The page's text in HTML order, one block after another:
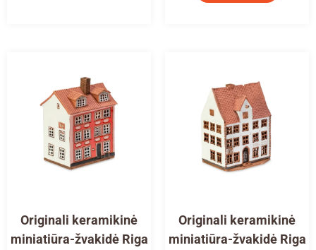
Originali keramikinė
miniatiūra-žvakidė Riga
Originali keramikinė
miniatiūra-žvakidė Riga